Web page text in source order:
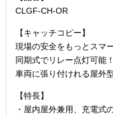
CLGF-CH-OR
【キャッチコピー】
現場の安全をもっとスマ
同期式でリレー点灯可能
車両に張り付けれる屋外
【特長】
・屋内屋外兼用、充電式